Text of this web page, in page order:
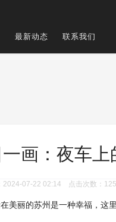
最新动态 联系我们
画：夜车上
2024-07-22 02:14 点击次数：125
美丽的苏州是一种幸福，这